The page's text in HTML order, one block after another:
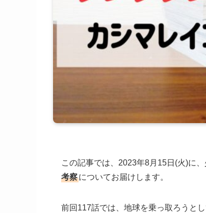
この記事では、2023年8月15日(火)に
考察についてお届けします。
前回117話では、地球を乗っ取ろうと